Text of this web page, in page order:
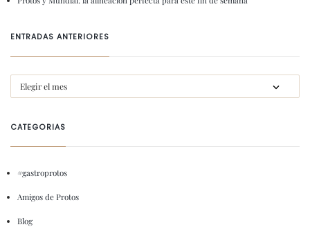
ENTRADAS ANTERIORES
CATEGORIAS
#gastroprotos
Amigos de Protos
Blog